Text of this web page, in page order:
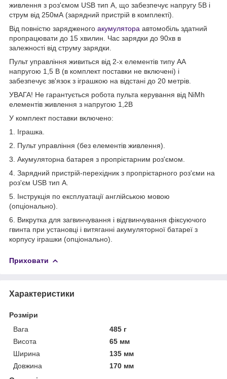
живлення з роз'ємом USB тип А, що забезпечує напругу 5В і
струм від 250мА (зарядний пристрій в комплекті).
Від повністю зарядженого акумулятора автомобіль здатний
пропрацювати до 15 хвилин. Час зарядки до 90хв в
залежності від струму зарядки.
Пульт управління живиться від 2-х елементів типу АА
напругою 1,5 В (в комплект поставки не включені) і
забезпечує зв'язок з іграшкою на відстані до 20 метрів.
УВАГА! Не гарантується робота пульта керування від NiMh
елементів живлення з напругою 1,2В
У комплект поставки включено:
1. Іграшка.
2. Пульт управління (без елементів живлення).
3. Акумуляторна батарея з пропрієтарним роз'ємом.
4. Зарядний пристрій-перехідник з пропрієтарного роз'єми на
роз'єм USB тип А.
5. Інструкція по експлуатації англійською мовою
(опціонально).
6. Викрутка для загвинчування і відгвинчування фіксуючого
гвинта при установці і витяганні акумуляторної батареї з
корпусу іграшки (опціонально).
Приховати
Характеристики
Розміри
Вага
485 г
Висота
65 мм
Ширина
135 мм
Довжина
170 мм